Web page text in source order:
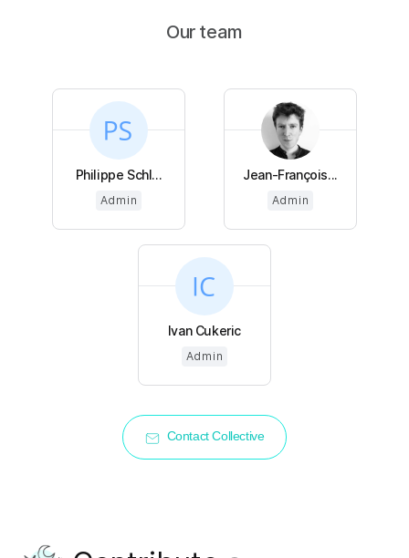
Our team
Philippe Schl...
Admin
Jean-François...
Admin
Ivan Cukeric
Admin
Contact Collective